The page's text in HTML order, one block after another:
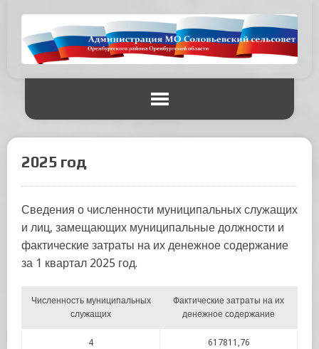
2025 год
Сведения о численности муниципальных служащих
и лиц, замещающих муниципальные должности и
фактические затраты на их денежное содержание
за 1 квартал 2025 год.
Численность муниципальных
служащих
Фактические затраты на их
денежное содержание
4 617811,76